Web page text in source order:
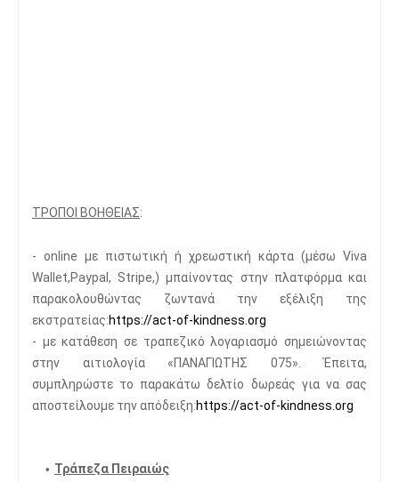
ΤΡΟΠΟΙ ΒΟΗΘΕΙΑΣ:
- online με πιστωτική ή χρεωστική κάρτα (μέσω Viva
Wallet,Paypal, Stripe,) μπαίνοντας στην πλατφόρμα και
παρακολουθώντας ζωντανά την εξέλιξη της
εκστρατείας:https://act-of-kindness.org
- με κατάθεση σε τραπεζικό λογαριασμό σημειώνοντας
στην αιτιολογία «ΠΑΝΑΓΙΩΤΗΣ 075». Έπειτα,
συμπληρώστε το παρακάτω δελτίο δωρεάς για να σας
αποστείλουμε την απόδειξη:https://act-of-kindness.org
Τράπεζα Πειραιώς